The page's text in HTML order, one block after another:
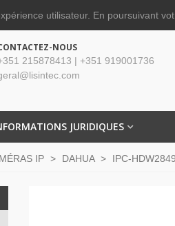
NOUS
215878413 | +351 919001736
JURIDIQUES
IP > DAHUA > IPC-
utilisateur. En poursuivant